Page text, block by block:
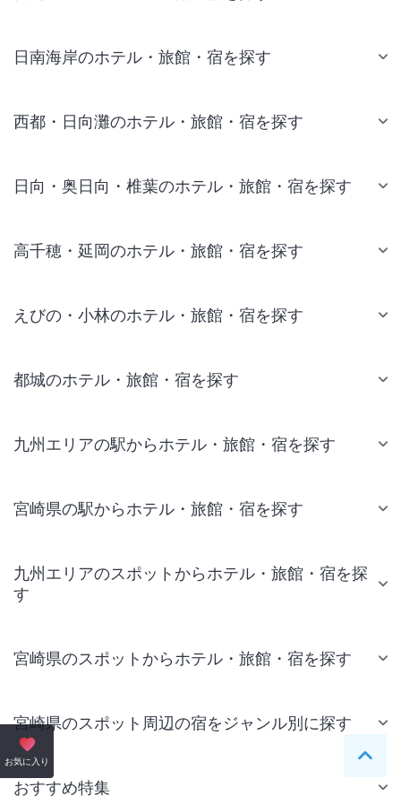
お気に入り ペー
日南海岸のホテル・旅館・宿を探す
西都・日向灘のホテル・旅館・宿を探す
日向・奥日向・椎葉のホテル・旅館・宿を探す
高千穂・延岡のホテル・旅館・宿を探す
えびの・小林のホテル・旅館・宿を探す
都城のホテル・旅館・宿を探す
九州エリアの駅からホテル・旅館・宿を探す
宮崎県の駅からホテル・旅館・宿を探す
九州エリアのスポットからホテル・旅館・宿を探
す
宮崎県のスポットからホテル・旅館・宿を探す
宮崎県のスポット周辺の宿をジャンル別に探す
おすすめ特集